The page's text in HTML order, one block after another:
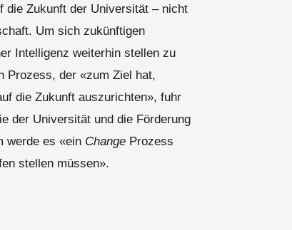
die Zukunft der Universität – nicht
Um sich zukünftigen
Intelligenz weiterhin stellen zu
Prozess, der «zum Ziel hat,
die Zukunft auszurichten», fuhr
der Universität und die Förderung
werde es «ein ChangeProzess
stellen müssen».